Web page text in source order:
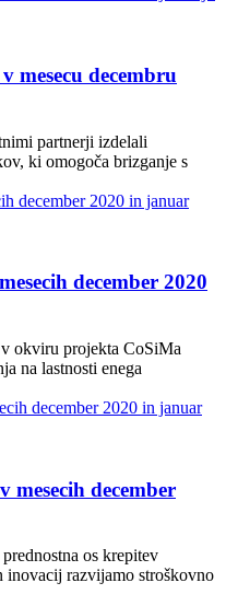
mesecu decembru
partnerji izdelali
ki omogoča brizganje s
december 2020
okviru projekta CoSiMa
na lastnosti enega
december
os krepitev
inovacij razvijamo stroškovno